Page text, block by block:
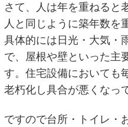
さて、人は年を重ねると
人と同じように築年数を
具体的には日光・大気・
で、屋根や壁といった主
す。住宅設備においても
老朽化し具合が悪くなっ
ですので台所・トイレ・